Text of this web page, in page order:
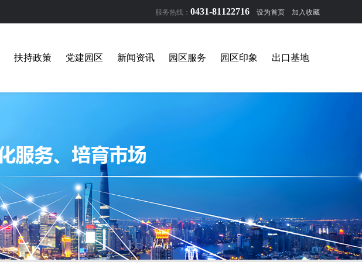
服务热线： 0431-81122716 设为首页 加入收藏
扶持政策 党建园区 新闻资讯 园区服务 园区印象 出口基地